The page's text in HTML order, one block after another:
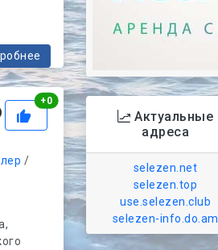
+0Рейтинг
/
Актуальные
адреса
selezen.net
selezen.top
use.selezen.club
selezen-info.do.am